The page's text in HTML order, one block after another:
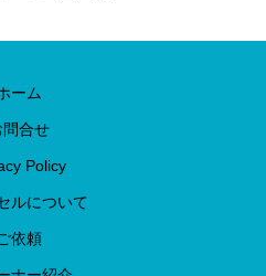
ーム
問合せ
Policy
ルについて
依頼